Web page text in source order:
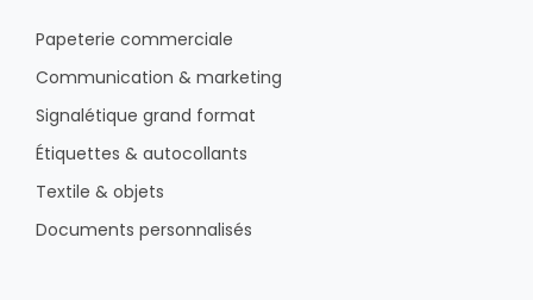
Papeterie commerciale
Communication & marketing
Signalétique grand format
Étiquettes & autocollants
Textile & objets
Documents personnalisés